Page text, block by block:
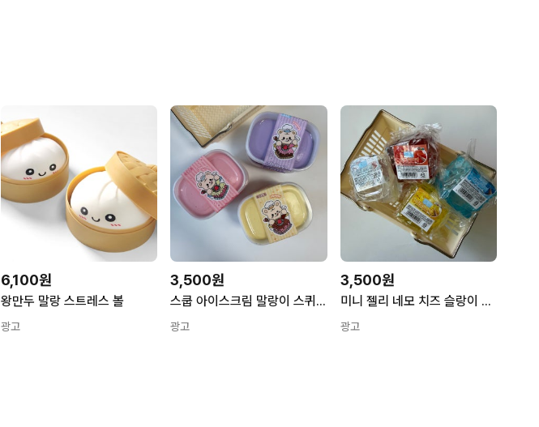
6,100원
왕만두 말랑 스트레스 볼
광고
3,500원
스쿱 아이스크림 말랑이 스퀴시 스트레스볼 말랑볼 슬라임
광고
3,500원
미니 젤리 네모 치즈 슬랑이 말랑이 말랑볼 스트레스볼
광고